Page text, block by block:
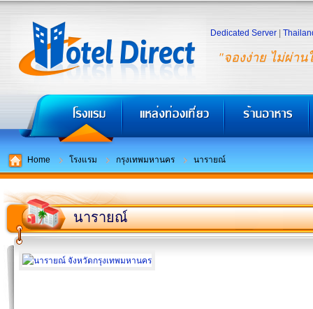
"จองง่าย ไม่ผ่าน
Dedicated Server
Home โรงแรม กรุงเทพมหานคร นารายณ์
นารายณ์